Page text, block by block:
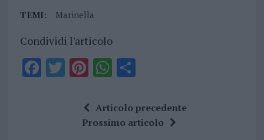
TEMI: Marinella
Condividi l'articolo
F T Pi
te
re
W
at
s
S
a
re
Articolo precedente
Prossimo articolo